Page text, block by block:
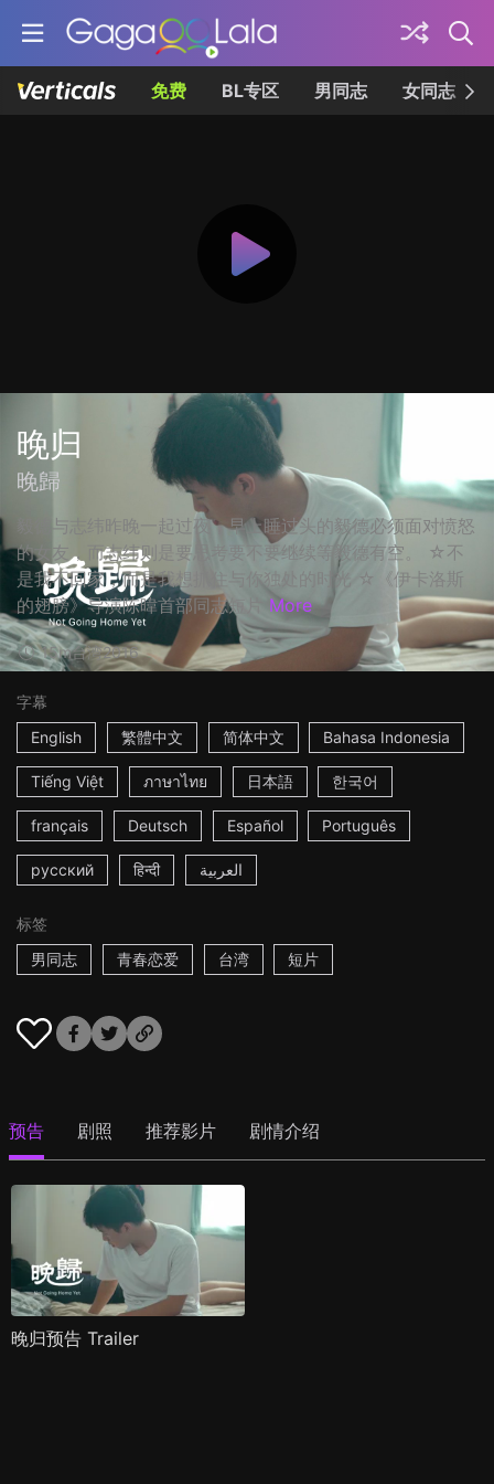
免费 BL专区 男同志 女同志
晚归
晚歸
毅德与志纬昨晚一起过夜，早上睡过头的毅德必须面对愤怒
的女友，而志纬则是要思考要不要继续等毅德有空。 ☆不
是我不回家，而是我想抓住与你独处的时光 ☆《伊卡洛斯
的翅膀》导演陈暐首部同志短片
More
15m台湾2016
字幕
English
繁體中文 简体中文 Bahasa Indonesia
Tiếng Việt ภาษาไทย 日本語 한국어
français Deutsch Español Português
русский हिन्दी العربية
标签
男同志
青春恋爱 台湾 短片
预告 剧照 推荐影片 剧情介绍
晚归预告 Trailer